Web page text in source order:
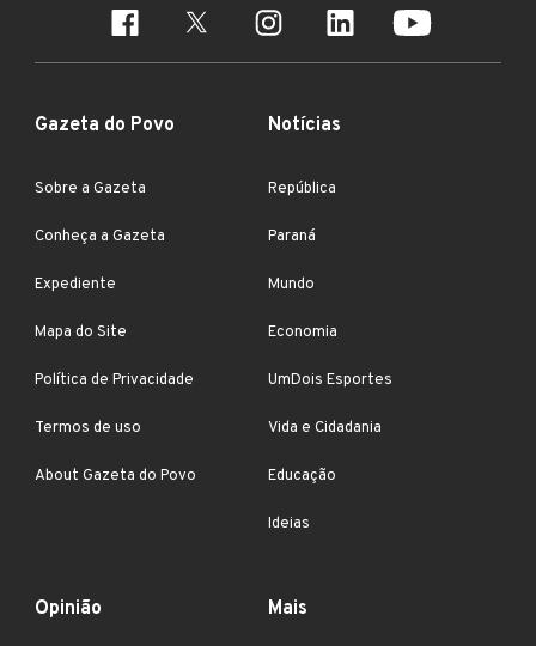
Gazeta do Povo
Sobre a Gazeta
Conheça a Gazeta
Expediente
Mapa do Site
Política de Privacidade
Termos de uso
About Gazeta do Povo
Notícias
República
Paraná
Mundo
Economia
UmDois Esportes
Vida e Cidadania
Educação
Ideias
Opinião Mais